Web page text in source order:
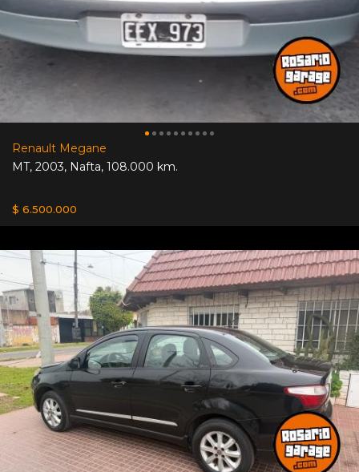
Renault Megane
MT, 2003, Nafta, 108.000 km.
$ 6.500.000